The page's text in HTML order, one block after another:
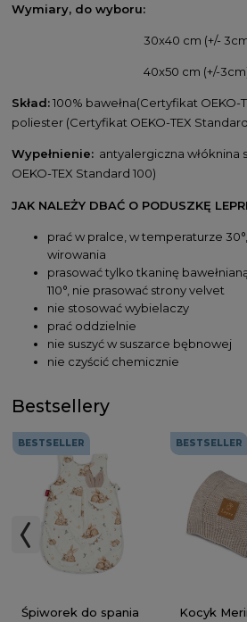
Wymiary, do wyboru:
30x40 cm (+/-
40x50 cm (+/-
Skład:100% bawełna(Certyfikat OEKO-
poliester (Certyfikat OEKO-TEX
Wypełnienie: antyalergiczna włóknina
OEKO-TEX Standard 100)
JAK NALEŻY DBAĆ O PODUSZKĘ
prać w pralce, w temperaturze
wirowania
prasować tylko tkaninę
110°, nie prasować strony velvet
nie stosować wybielaczy
prać oddzielnie
nie suszyć w suszarce bębnowej
nie czyścić chemicznie
Bestsellery
BESTSELLER
Śpiworek do spania
BESTSELLER
Kocyk